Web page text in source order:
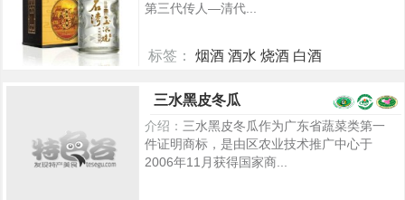
第三代传人—清代...
标签： 烟酒 酒水 烧酒 白酒
三水黑皮冬瓜
介绍： 三水黑皮冬瓜作为广东省蔬菜类第一
件证明商标，是由区农业技术推广中心于
2006年11月获得国家商...